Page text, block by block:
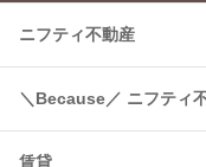
温水洗浄便座
コンロ2口以上
ニフティ不動産
＼Because／ ニフティ
賃貸